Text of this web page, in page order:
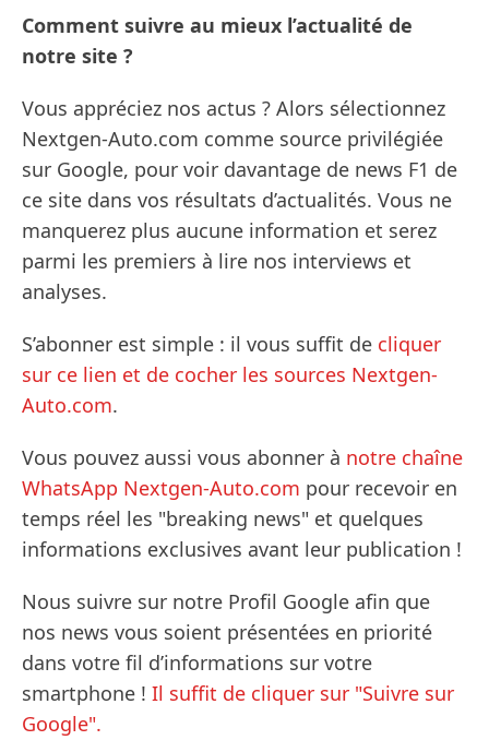
Comment suivre au mieux l’actualité de
notre site ?
Vous appréciez nos actus ? Alors sélectionnez
Nextgen-Auto.com comme source privilégiée
sur Google, pour voir davantage de news F1 de
ce site dans vos résultats d’actualités. Vous ne
manquerez plus aucune information et serez
parmi les premiers à lire nos interviews et
analyses.
S’abonner est simple : il vous suffit de cliquer
sur ce lien et de cocher les sources Nextgen-
Auto.com.
Vous pouvez aussi vous abonner à notre chaîne
WhatsApp Nextgen-Auto.com pour recevoir en
temps réel les "breaking news" et quelques
informations exclusives avant leur publication !
Nous suivre sur notre Profil Google afin que
nos news vous soient présentées en priorité
dans votre fil d’informations sur votre
smartphone ! Il suffit de cliquer sur "Suivre sur
Google".